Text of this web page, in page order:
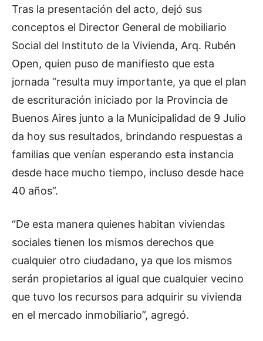
Tras la presentación del acto, dejó sus
conceptos el Director General de mobiliario
Social del Instituto de la Vivienda, Arq. Rubén
Open, quien puso de manifiesto que esta
jornada “resulta muy importante, ya que el plan
de escrituración iniciado por la Provincia de
Buenos Aires junto a la Municipalidad de 9 Julio
da hoy sus resultados, brindando respuestas a
familias que venían esperando esta instancia
desde hace mucho tiempo, incluso desde hace
40 años”.
“De esta manera quienes habitan viviendas
sociales tienen los mismos derechos que
cualquier otro ciudadano, ya que los mismos
serán propietarios al igual que cualquier vecino
que tuvo los recursos para adquirir su vivienda
en el mercado inmobiliario”, agregó.